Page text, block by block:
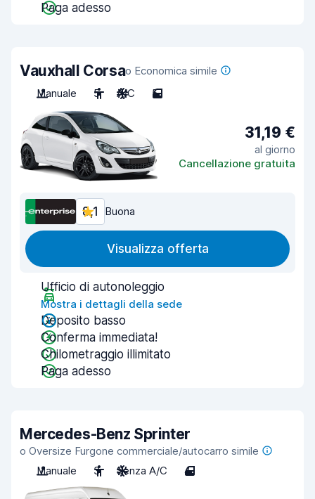
Paga adesso
Vauxhall Corsao Economica simile
Manuale
5 A/C 5
31,19 €
al giorno
Cancellazione gratuita
8,1 Buona
Visualizza offerta
Ufficio di autonoleggio
Mostra i dettagli della sede
Deposito basso
Conferma immediata!
Chilometraggio illimitato
Paga adesso
Mercedes-Benz Sprinter
o Oversize Furgone commerciale/autocarro simile
Manuale
3 Senza A/C 4